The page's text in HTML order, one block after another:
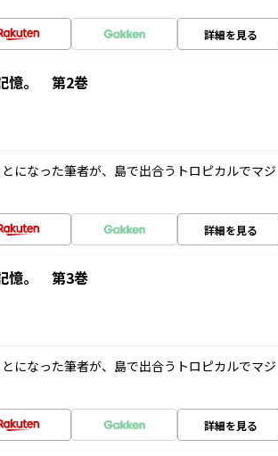
詳細を見る
憶。 第2巻
になった筆者が、島で出合うトロピカルでマジ
詳細を見る
憶。 第3巻
になった筆者が、島で出合うトロピカルでマジ
詳細を見る